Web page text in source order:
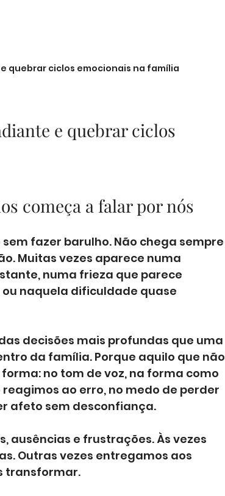
quebrar ciclos emocionais na família
e quebrar ciclos
começa a falar por nós
fazer barulho. Não chega sempre
Muitas vezes aparece numa
numa frieza que parece
naquela dificuldade quase
decisões mais profundas que uma
da família. Porque aquilo que não
no tom de voz, na forma como
ao erro, no medo de perder
afeto sem desconfiança.
ausências e frustrações. Às vezes
Outras vezes entregamos aos
transformar.